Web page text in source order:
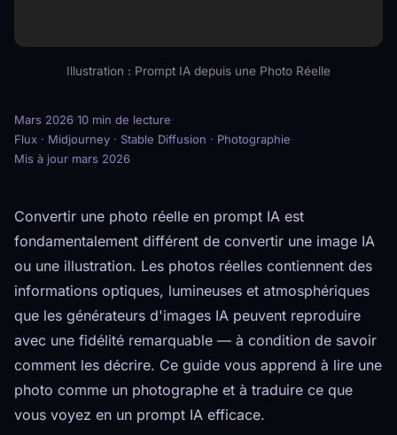
Illustration : Prompt IA depuis une Photo Réelle
Mars 2026·10 min de lecture·
Flux · Midjourney · Stable Diffusion · Photographie·
Mis à jour mars 2026
Convertir une photo réelle en prompt IA est
fondamentalement différent de convertir une image IA
ou une illustration. Les photos réelles contiennent des
informations optiques, lumineuses et atmosphériques
que les générateurs d'images IA peuvent reproduire
avec une fidélité remarquable — à condition de savoir
comment les décrire. Ce guide vous apprend à lire une
photo comme un photographe et à traduire ce que
vous voyez en un prompt IA efficace.